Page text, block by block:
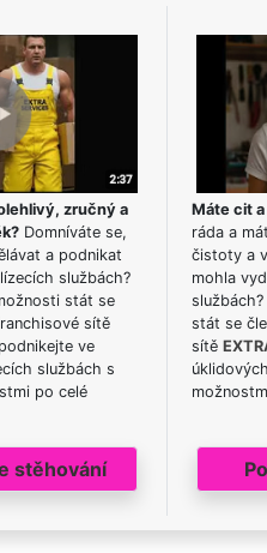
zručný a
Domníváte se,
a podnikat
službách?
stát se
sítě
ve
službách s
po celé
stěhování
Máte cit
ráda a
čistoty a
mohla
stát se
sítě